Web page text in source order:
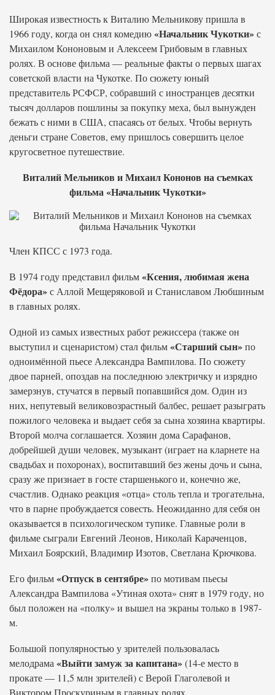
Широкая известность к Виталию Мельникову пришла в
1966 году, когда он снял комедию«Начальник Чукотки»с
Михаилом Кононовым и Алексеем Грибовым в главных
ролях. В основе фильма — реальные факты о первых шагах
советской власти на Чукотке. По сюжету юный
представитель РСФСР, собравший с иностранцев десятки
тысяч долларов пошлины за покупку меха, был вынужден
бежать с ними в США, спасаясь от белых. Чтобы вернуть
деньги стране Советов, ему пришлось совершить целое
кругосветное путешествие.
Виталий Мельников и Михаил Кононов на съемках
фильма «Начальник Чукотки»
Член КПСС с 1973 года.
В 1974 году представил фильм«Ксения, любимая жена
Фёдора»с Аллой Мещеряковой и Станиславом Любшиным
в главных ролях.
Одной из самых известных работ режиссера (также он
выступил и сценаристом) стал фильм«Старший сын»по
одноимённой пьесе Александра Вампилова. По сюжету
двое парней, опоздав на последнюю электричку и изрядно
замерзнув, стучатся в первый попавшийся дом. Один из
них, непутевый великовозрастный балбес, решает разыграть
пожилого человека и выдает себя за сына хозяина квартиры.
Второй молча соглашается. Хозяин дома Сарафанов,
добрейшей души человек, музыкант (играет на кларнете на
свадьбах и похоронах), воспитавший без жены дочь и сына,
сразу же признает в госте старшенького и, конечно же,
счастлив. Однако реакция «отца» столь тепла и трогательна,
что в парне пробуждается совесть. Неожиданно для себя он
оказывается в психологическом тупике. Главные роли в
фильме сыграли Евгений Леонов, Николай Караченцов,
Михаил Боярский, Владимир Изотов, Светлана Крючкова.
Его фильм«Отпуск в сентябре»по мотивам пьесы
Александра Вампилова «Утиная охота» снят в 1979 году, но
был положен на «полку» и вышел на экраны только в 1987-
м.
Большой популярностью у зрителей пользовалась
мелодрама «Выйти замуж за капитана»(14-е место в
прокате — 11,5 млн зрителей) с Верой Глаголевой и
Виктором Проскуриным в главных ролях.